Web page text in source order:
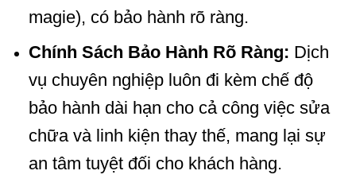
magie), có bảo hành rõ ràng.
Chính Sách Bảo Hành Rõ Ràng: Dịch
vụ chuyên nghiệp luôn đi kèm chế độ
bảo hành dài hạn cho cả công việc sửa
chữa và linh kiện thay thế, mang lại sự
an tâm tuyệt đối cho khách hàng.